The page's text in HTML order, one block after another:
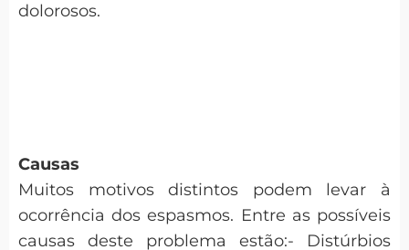
dolorosos.
Causas
Muitos motivos distintos podem levar à
ocorrência dos espasmos. Entre as possíveis
causas deste problema estão:- Distúrbios